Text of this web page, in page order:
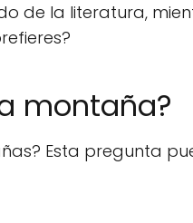
de la literatura,
montaña?
Esta pregunta